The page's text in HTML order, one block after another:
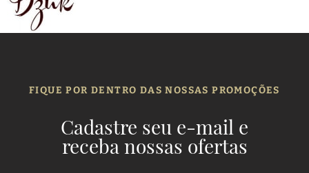
FIQUE POR DENTRO DAS NOSSAS PROMOÇÕES
Cadastre seu e-mail e
receba nossas ofertas